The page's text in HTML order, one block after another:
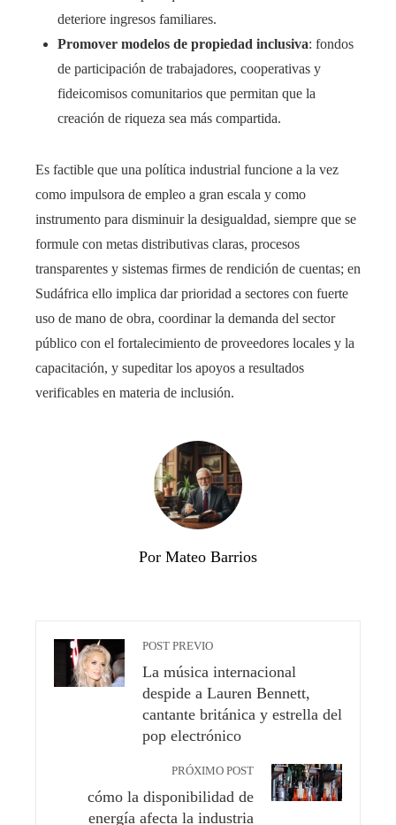
deteriore ingresos familiares.
Promover modelos de propiedad inclusiva: fondos
de participación de trabajadores, cooperativas y
fideicomisos comunitarios que permitan que la
creación de riqueza sea más compartida.
Es factible que una política industrial funcione a la vez
como impulsora de empleo a gran escala y como
instrumento para disminuir la desigualdad, siempre que se
formule con metas distributivas claras, procesos
transparentes y sistemas firmes de rendición de cuentas; en
Sudáfrica ello implica dar prioridad a sectores con fuerte
uso de mano de obra, coordinar la demanda del sector
público con el fortalecimiento de proveedores locales y la
capacitación, y supeditar los apoyos a resultados
verificables en materia de inclusión.
Por Mateo Barrios
POST PREVIO
La música internacional
despide a Lauren Bennett,
cantante británica y estrella del
pop electrónico
PRÓXIMO POST
cómo la disponibilidad de
energía afecta la industria